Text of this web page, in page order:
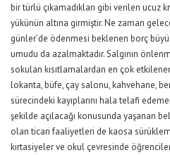
bir türlü çıkamadıkları gibi verilen ucuz
yükünün altına girmiştir. Ne zaman
günler’de ödenmesi beklenen borç
umudu da azalmaktadır. Salgının
sokulan kısıtlamalardan en çok
lokanta, büfe, çay salonu, kahvehane,
sürecindeki kayıplarını hala telafi
şekilde açılacağı konusunda yaşanan
olan ticari faaliyetleri de kaosa
kırtasiyeler ve okul çevresinde